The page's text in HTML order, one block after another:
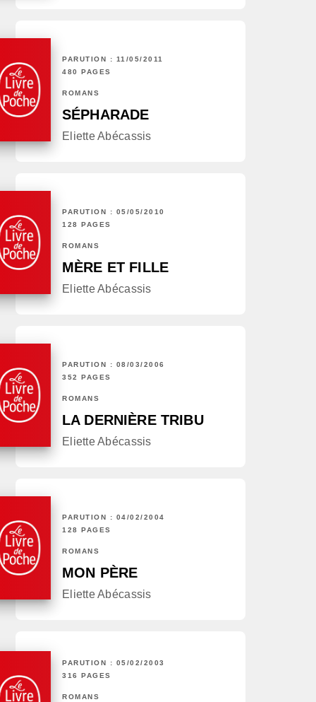
PARUTION : 11/05/2011
480 PAGES
ROMANS
SÉPHARADE
Eliette Abécassis
PARUTION : 05/05/2010
128 PAGES
ROMANS
MÈRE ET FILLE
Eliette Abécassis
PARUTION : 08/03/2006
352 PAGES
ROMANS
LA DERNIÈRE TRIBU
Eliette Abécassis
PARUTION : 04/02/2004
128 PAGES
ROMANS
MON PÈRE
Eliette Abécassis
PARUTION : 05/02/2003
316 PAGES
ROMANS